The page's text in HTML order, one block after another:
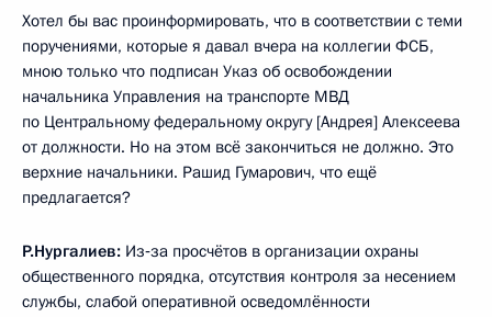
Хотел бы вас проинформировать, что в соответствии с теми
поручениями, которые я давал вчера на коллегии ФСБ,
мною только что подписан Указ об освобождении
начальника Управления на транспорте МВД
по Центральному федеральному округу [Андрея] Алексеева
от должности. Но на этом всё закончиться не должно. Это
верхние начальники. Рашид Гумарович, что ещё
предлагается?
Р.Нургалиев: Из‑за просчётов в организации охраны
общественного порядка, отсутствия контроля за несением
службы, слабой оперативной осведомлённости